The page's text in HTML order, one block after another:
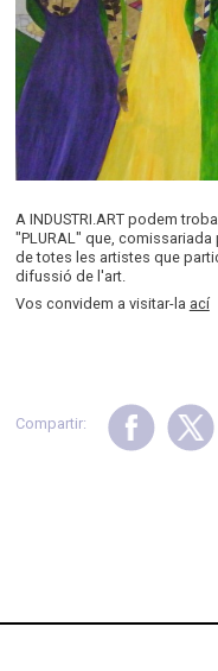
A INDUSTRI.ART podem
"PLURAL" que,
de totes les artistes que
difussió de l'art.
Vos convidem a visitar-la ací
Compartir: